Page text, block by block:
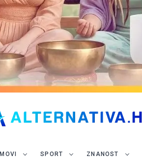
SPORT ZNANOST